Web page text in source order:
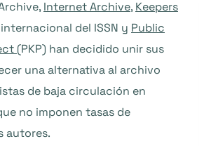
Internet Archive, Keepers
del ISSN y Public
(PKP) han decidido unir sus
una alternativa al archivo
de baja circulación en
no imponen tasas de
autores.